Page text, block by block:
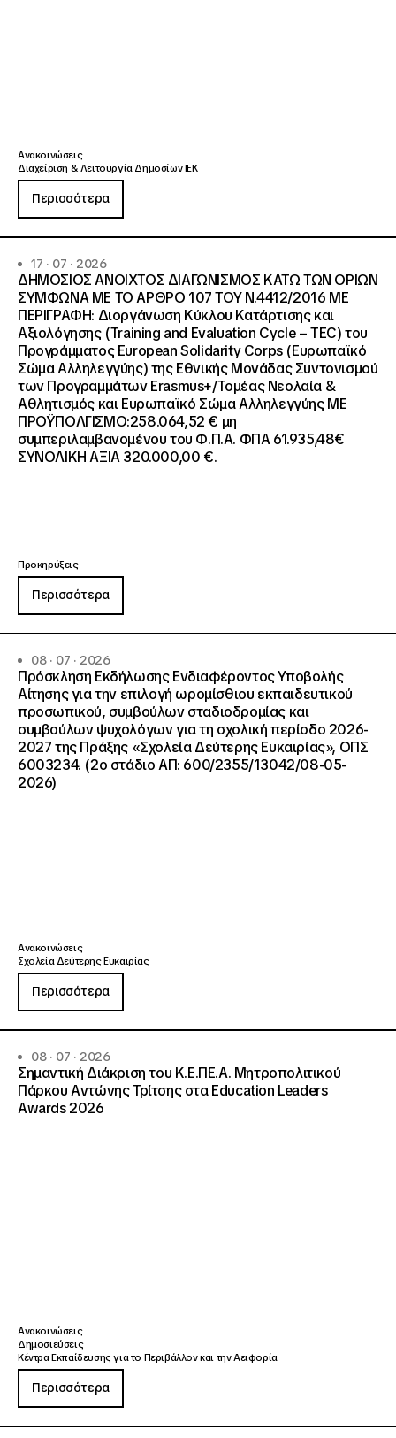
Ανακοινώσεις
Διαχείριση & Λειτουργία Δημοσίων ΙΕΚ
Περισσότερα
17 · 07 · 2026
ΔΗΜΟΣΙΟΣ ΑΝΟΙΧΤΟΣ ΔΙΑΓΩΝΙΣΜΟΣ ΚΑΤΩ ΤΩΝ ΟΡΙΩΝ
ΣΥΜΦΩΝΑ ΜΕ ΤΟ ΑΡΘΡΟ 107 ΤΟΥ Ν.4412/2016 ΜΕ
ΠΕΡΙΓΡΑΦΗ: Διοργάνωση Κύκλου Κατάρτισης και
Αξιολόγησης (Training and Evaluation Cycle – TEC) του
Προγράμματος European Solidarity Corps (Ευρωπαϊκό
Σώμα Αλληλεγγύης) της Εθνικής Μονάδας Συντονισμού
των Προγραμμάτων Erasmus+/Τομέας Νεολαία &
Αθλητισμός και Ευρωπαϊκό Σώμα Αλληλεγγύης ΜΕ
ΠΡΟΫΠΟΛΓΙΣΜΟ:258.064,52 € μη
συμπεριλαμβανομένου του Φ.Π.Α. ΦΠΑ 61.935,48€
ΣΥΝΟΛΙΚΗ ΑΞΙΑ 320.000,00 €.
Προκηρύξεις
Περισσότερα
08 · 07 · 2026
Πρόσκληση Εκδήλωσης Ενδιαφέροντος Υποβολής
Αίτησης για την επιλογή ωρομίσθιου εκπαιδευτικού
προσωπικού, συμβούλων σταδιοδρομίας και
συμβούλων ψυχολόγων για τη σχολική περίοδο 2026-
2027 της Πράξης «Σχολεία Δεύτερης Ευκαιρίας», ΟΠΣ
6003234. (2ο στάδιο ΑΠ: 600/2355/13042/08-05-
2026)
Ανακοινώσεις
Σχολεία Δεύτερης Ευκαιρίας
Περισσότερα
08 · 07 · 2026
Σημαντική Διάκριση του Κ.Ε.ΠΕ.Α. Μητροπολιτικού
Πάρκου Αντώνης Τρίτσης στα Education Leaders
Awards 2026
Ανακοινώσεις
Δημοσιεύσεις
Κέντρα Εκπαίδευσης για το Περιβάλλον και την Αειφορία
Περισσότερα